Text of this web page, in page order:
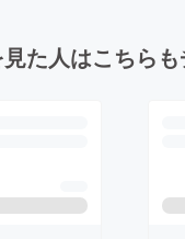
た人はこちら